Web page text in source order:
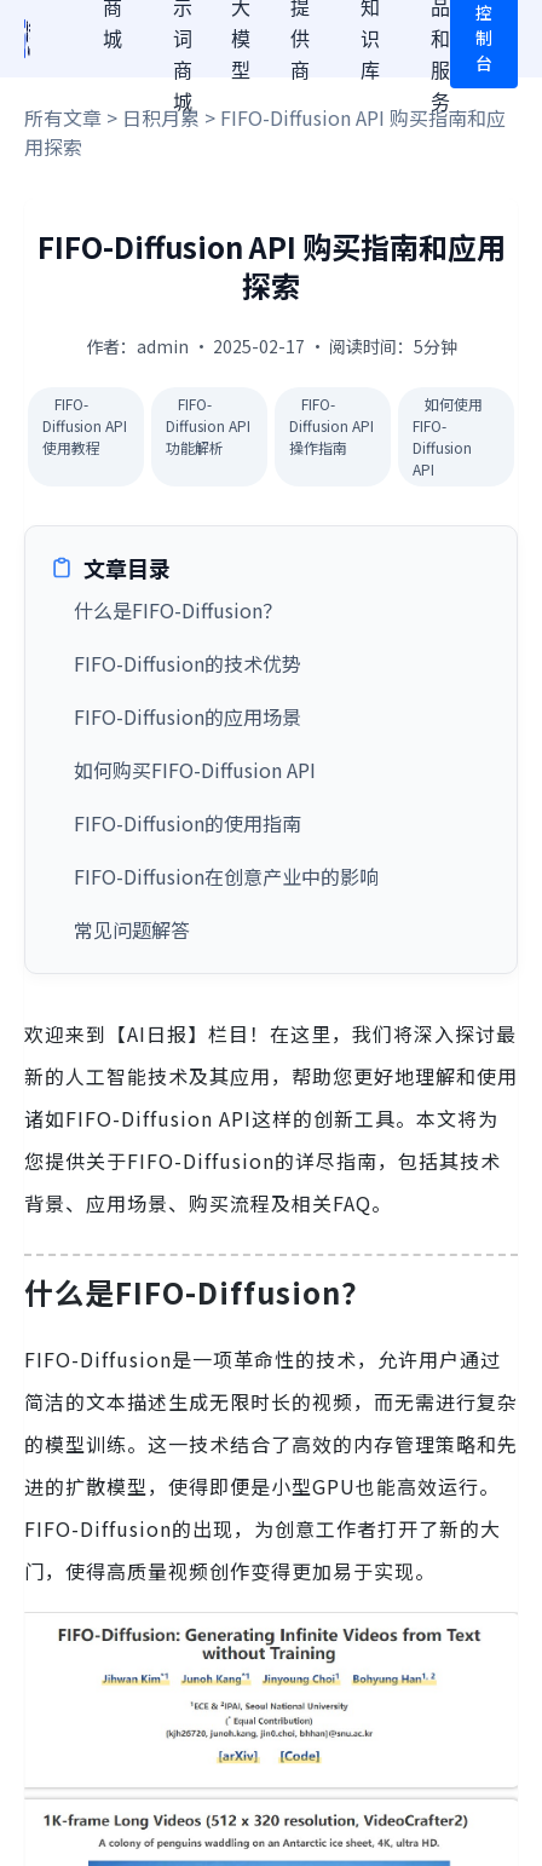
商
城
示
词
商
城
大
模
型
提
供
商
知
识
库
品
和
服
务
控
制
台
所有文章 > 日积月累 > FIFO-Diffusion API 购买指南和应
用探索
FIFO-Diffusion API 购买指南和应用
探索
作者：admin · 2025-02-17 · 阅读时间：5分钟
FIFO-
Diffusion API
使用教程
FIFO-
Diffusion API
功能解析
FIFO-
Diffusion API
操作指南
如何使用
FIFO-
Diffusion
API
文章目录
什么是FIFO-Diffusion？
FIFO-Diffusion的技术优势
FIFO-Diffusion的应用场景
如何购买FIFO-Diffusion API
FIFO-Diffusion的使用指南
FIFO-Diffusion在创意产业中的影响
常见问题解答
欢迎来到【AI日报】栏目！在这里，我们将深入探讨最
新的人工智能技术及其应用，帮助您更好地理解和使用
诸如FIFO-Diffusion API这样的创新工具。本文将为
您提供关于FIFO-Diffusion的详尽指南，包括其技术
背景、应用场景、购买流程及相关FAQ。
什么是FIFO-Diffusion？
FIFO-Diffusion是一项革命性的技术，允许用户通过
简洁的文本描述生成无限时长的视频，而无需进行复杂
的模型训练。这一技术结合了高效的内存管理策略和先
进的扩散模型，使得即便是小型GPU也能高效运行。
FIFO-Diffusion的出现，为创意工作者打开了新的大
门，使得高质量视频创作变得更加易于实现。